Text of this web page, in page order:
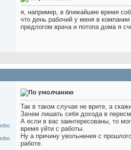
я, например, в ближайшее время
что день рабочий у меня в
предлогом врача и потопа дома я
Так в таком случае не врите, а
Зачем лишать себя дохода в
А если в вас заинтересованы, то
время уйти с работы.
Ну а причину увольнения с
работе.